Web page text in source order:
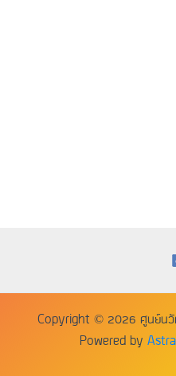
Copyright © 2026 ศูนย์นวัต
Powered by